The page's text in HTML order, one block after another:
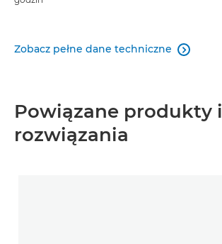
Zobacz pełne dane techniczne 
Powiązane produkty i
rozwiązania